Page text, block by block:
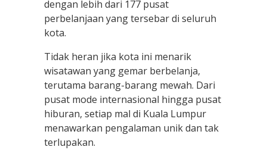
dengan lebih dari 177 pusat
perbelanjaan yang tersebar di seluruh
kota.
Tidak heran jika kota ini menarik
wisatawan yang gemar berbelanja,
terutama barang-barang mewah. Dari
pusat mode internasional hingga pusat
hiburan, setiap mal di Kuala Lumpur
menawarkan pengalaman unik dan tak
terlupakan.